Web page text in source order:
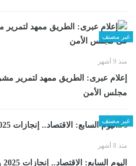
غير مصنف
منذ 9 أشهر
إعلام عبرى: الطريق ممهد لتمرير
مجلس الأمن
غير مصنف
منذ 8 أشهر
اليوم السابع: الاقتصاد.. إنجازات 2025 وتحديات 2026